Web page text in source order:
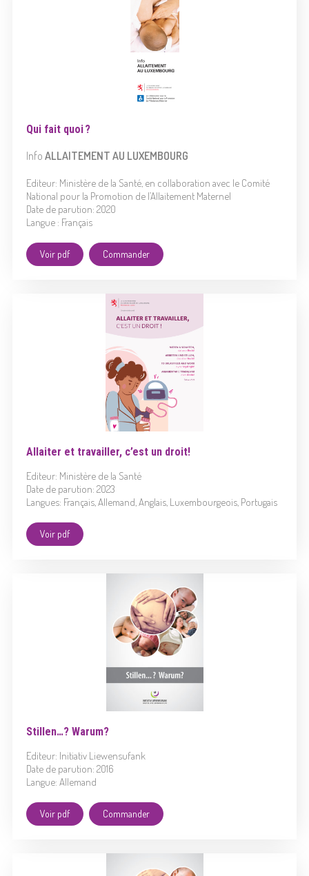
Qui fait quoi ?
Info ALLAITEMENT AU LUXEMBOURG
Editeur: Ministère de la Santé, en collaboration avec le Comité
National pour la Promotion de l’Allaitement Maternel
Date de parution: 2020
Langue : Français
Voir pdf Commander
Allaiter et travailler, c’est un droit!
Editeur: Ministère de la Santé
Date de parution: 2023
Langues: Français, Allemand, Anglais, Luxembourgeois, Portugais
Voir pdf
Stillen…? Warum?
Editeur: Initiativ Liewensufank
Date de parution: 2016
Langue: Allemand
Voir pdf Commander